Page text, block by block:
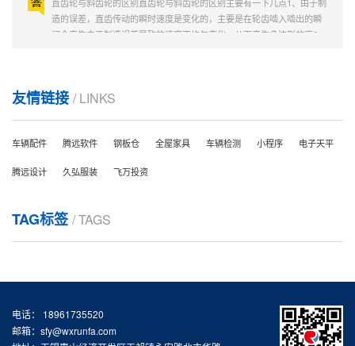
造的误差，直齿传动的瞬时速度是变化的，主要是在轮齿啮入啮出的瞬
间会产生由于制造误差导致的速度不均匀变化，从而产生多边形效应2、
齿轮传动的主要类型和特点齿轮传动：齿轮传动是依靠主动齿轮依次拨
运动为平面运动或空间运动，可将其分为平面齿轮传动和空间齿轮传动
同步带轮齿形加工不是只能用滚齿机
选定同步带齿形（齿距） 配套同步带的宽度 同步带轮的外圆周长等等
，然后是同步带轮的材质 铝合金 还是炭钢 或者不锈钢等等是否可以解
决您的问题？有的，同步带轮齿形加工还可以用铣床制造。铣床：铣床
模数以下的斜齿（2）铣床铣齿：可以加工直齿条（3）插床插齿：可以
加工内齿（4）冷打机打齿：可以无屑加工（5）刨齿机刨齿：可以加工
友情链接 / LINKS
车辆配件 腾远软件 钢板仓 全屋家具 车辆检测 小程序 电子天平
腾远设计 久弘服装 飞万投资
TAG标签/ TAGS
电话： 18961735520
邮箱：sfy@wxrunfa.com